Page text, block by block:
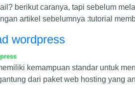
berikut caranya, tapi sebelum
artikel sebelumnya :tutorial
wordpress
kemampuan standar untuk
dari paket web hosting yang